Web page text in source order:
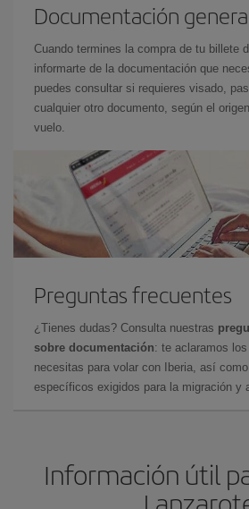
Documentación
Cuando termines la compra de tu billete
informarte de la documentación que
puedes consultar si requieres visado,
cualquier otro documento, según el
vuelo.
Preguntas frecuentes
¿Tienes dudas? Consulta nuestras
sobre documentación: te aclaramos
necesitas para volar con Iberia, así
específicos exigidos para la migración y
Información útil